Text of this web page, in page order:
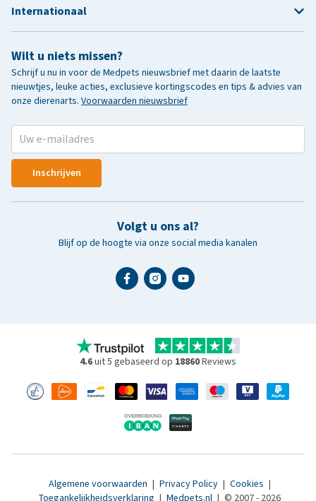
Wilt u niets missen?
Schrijf u nu in voor de Medpets nieuwsbrief met daarin de laatste
nieuwtjes, leuke acties, exclusieve kortingscodes en tips & advies van
onze dierenarts. Voorwaarden nieuwsbrief
Inschrijven
Volgt u ons al?
Blijf op de hoogte via onze social media kanalen
Internationaal
4.6uit 5 gebaseerd op 18860Reviews
Algemene voorwaarden | Privacy Policy | Cookies |
Toegankelijkheidsverklaring | Medpets.nl | © 2007 - 2026